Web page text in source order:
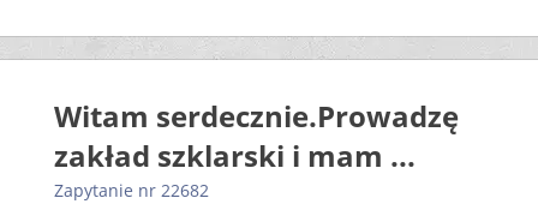
Witam serdecznie.Prowadzę
zakład szklarski i mam ...
Zapytanie nr 22682